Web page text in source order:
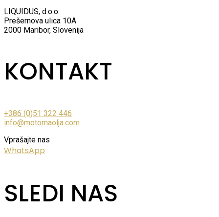
LIQUIDUS, d.o.o.
Prešernova ulica 10A
2000 Maribor, Slovenija
KONTAKT
+386 (0)51 322 446
info@motornaolja.com
Vprašajte nas
WhatsApp
SLEDI NAS